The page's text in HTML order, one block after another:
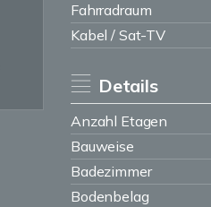
Fahrradraum
Kabel / Sat-TV
Details
Anzahl Etagen
Bauweise
Badezimmer
Bodenbelag